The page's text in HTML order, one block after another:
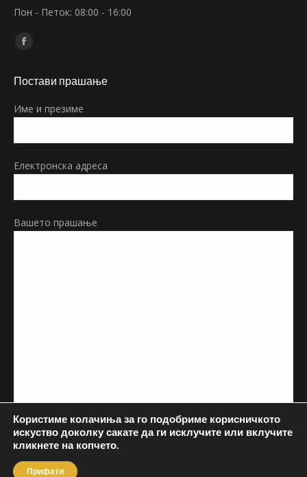
Пон - Петок: 08:00 - 16:00
Find us on:
Facebook
opens
new
Постави прашање
Име и презиме
Електронска адреса
Вашето прашање
Користиме колачиња за го подобриме корисничкото
искуство доколку сакате да ги исклучите или вклучите
кликнете на копчето.
Прифати